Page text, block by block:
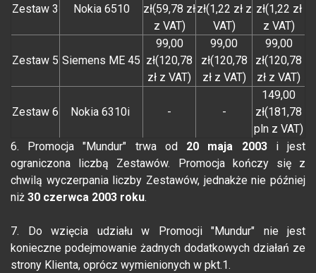
Zestaw 3 Nokia 6510
zł(59,78 zł
z VAT)
zł(1,22 zł z
VAT)
zł(1,22 zł
z VAT)
Zestaw 5 Siemens ME 45
99,00
zł(120,78
zł z VAT)
99,00
zł(120,78
zł z VAT)
99,00
zł(120,78
zł z VAT)
Zestaw 6 Nokia 6310i - -
149,00
zł(181,78
pln z VAT)
6. Promocja "Mundur" trwa od 20 maja 2003i jest
ograniczona liczbą Zestawów. Promocja kończy się z
chwilą wyczerpania liczby Zestawów, jednakże nie później
niż 30 czerwca 2003 roku.
7. Do wzięcia udziału w Promocji "Mundur" nie jest
konieczne podejmowanie żadnych dodatkowych działań ze
strony Klienta, oprócz wymienionych w pkt.1.